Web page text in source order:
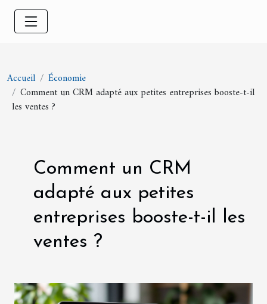
Accueil
Économie
Comment un CRM adapté aux petites entreprises booste-t-il
les ventes ?
Comment un CRM
adapté aux petites
entreprises booste-t-il les
ventes ?